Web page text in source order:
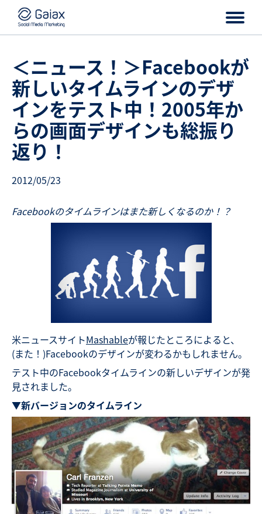
＜ニュース！＞Facebookが
新しいタイムラインのデザ
インをテスト中！2005年か
らの画面デザインも総振り
返り！
2012/05/23
Facebookのタイムラインはまた新しくなるのか！？
米ニュースサイトMashableが報じたところによると、
(また！)Facebookのデザインが変わるかもしれません。
テスト中のFacebookタイムラインの新しいデザインが発
見されました。
▼新バージョンのタイムライン